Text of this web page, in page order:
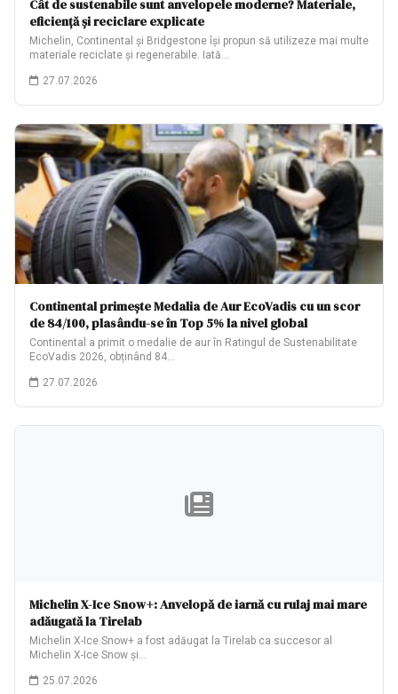
Cât de sustenabile sunt anvelopele moderne? Materiale,
eficiență și reciclare explicate
Michelin, Continental și Bridgestone își propun să utilizeze mai multe
materiale reciclate și regenerabile. Iată…
27.07.2026
Continental primește Medalia de Aur EcoVadis cu un scor
de 84/100, plasându-se în Top 5% la nivel global
Continental a primit o medalie de aur în Ratingul de Sustenabilitate
EcoVadis 2026, obținând 84…
27.07.2026
Michelin X-Ice Snow+: Anvelopă de iarnă cu rulaj mai mare
adăugată la Tirelab
Michelin X-Ice Snow+ a fost adăugat la Tirelab ca succesor al
Michelin X-Ice Snow și…
25.07.2026